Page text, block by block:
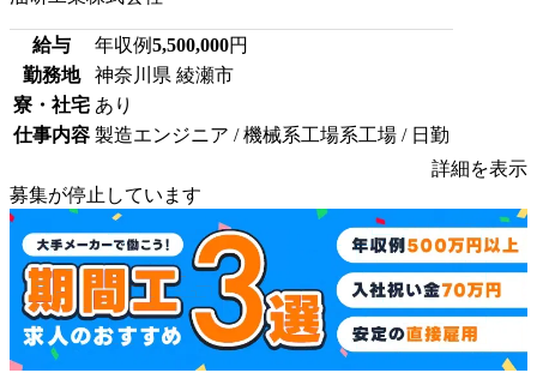
給与 年収例5,500,000円
勤務地
神奈川県 綾瀬市
寮・社宅 あり
仕事内容 製造エンジニア / 機械系工場系工場 / 日勤
詳細を表示
募集が停止しています